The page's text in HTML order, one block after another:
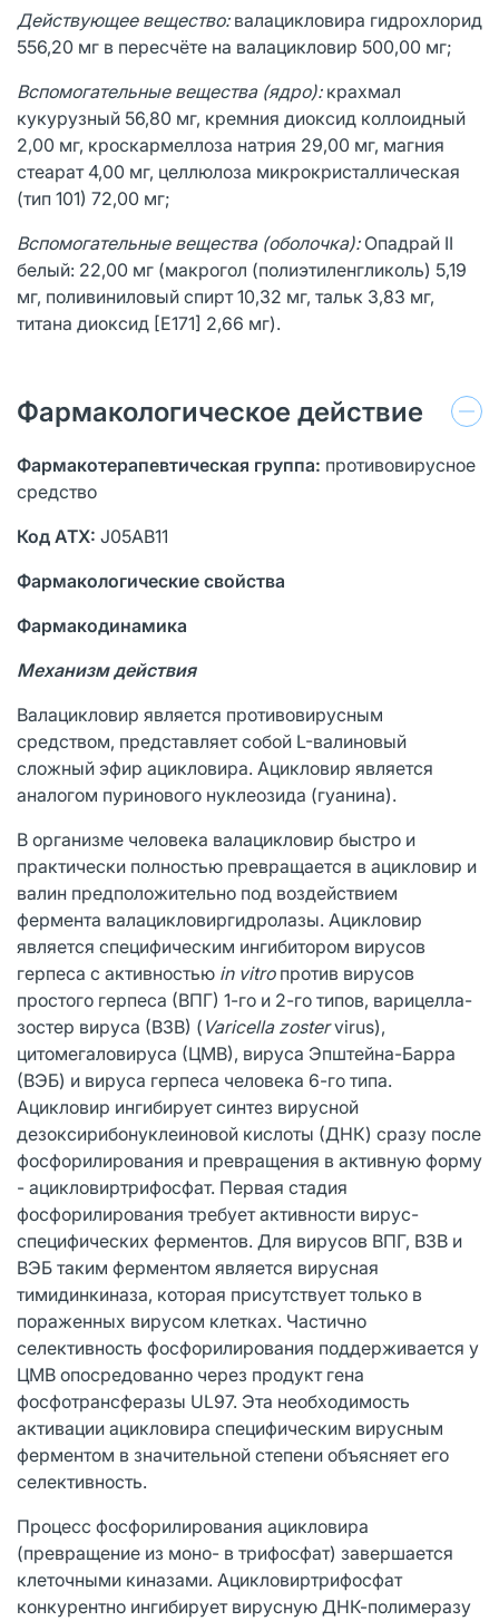
Действующее вещество:валацикловира гидрохлорид
556,20 мг в пересчёте на валацикловир 500,00 мг;
Вспомогательные вещества (ядро):крахмал
кукурузный 56,80 мг, кремния диоксид коллоидный
2,00 мг, кроскармеллоза натрия 29,00 мг, магния
стеарат 4,00 мг, целлюлоза микрокристаллическая
(тип 101) 72,00 мг;
Вспомогательные вещества (оболочка): Опадрай II
белый: 22,00 мг (макрогол (полиэтиленгликоль) 5,19
мг, поливиниловый спирт 10,32 мг, тальк 3,83 мг,
титана диоксид [Е171] 2,66 мг).
Фармакологическое действие
Фармакотерапевтическая группа: противовирусное
средство
Код АТХ: J05AB11
Фармакологические свойства
Фармакодинамика
Механизм действия
Валацикловир является противовирусным
средством, представляет собой L-валиновый
сложный эфир ацикловира. Ацикловир является
аналогом пуринового нуклеозида (гуанина).
В организме человека валацикловир быстро и
практически полностью превращается в ацикловир и
валин предположительно под воздействием
фермента валацикловиргидролазы. Ацикловир
является специфическим ингибитором вирусов
герпеса с активностью in vitroпротив вирусов
простого герпеса (ВПГ) 1-го и 2-го типов, варицелла-
зостер вируса (ВЗВ) ( Varicella zostervirus),
цитомегаловируса (ЦМВ), вируса Эпштейна-Барра
(ВЭБ) и вируса герпеса человека 6-го типа.
Ацикловир ингибирует синтез вирусной
дезоксирибонуклеиновой кислоты (ДНК) сразу после
фосфорилирования и превращения в активную форму
- ацикловиртрифосфат. Первая стадия
фосфорилирования требует активности вирус-
специфических ферментов. Для вирусов ВПГ, ВЗВ и
ВЭБ таким ферментом является вирусная
тимидинкиназа, которая присутствует только в
пораженных вирусом клетках. Частично
селективность фосфорилирования поддерживается у
ЦМВ опосредованно через продукт гена
фосфотрансферазы UL97. Эта необходимость
активации ацикловира специфическим вирусным
ферментом в значительной степени объясняет его
селективность.
Процесс фосфорилирования ацикловира
(превращение из моно- в трифосфат) завершается
клеточными киназами. Ацикловиртрифосфат
конкурентно ингибирует вирусную ДНК-полимеразу